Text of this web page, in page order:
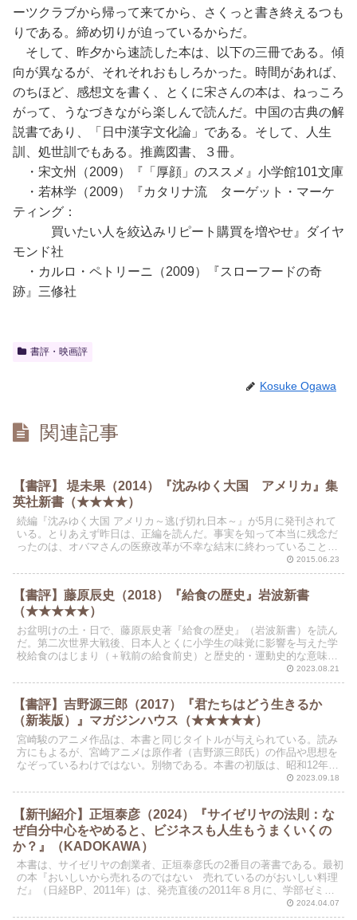
ーツクラブから帰って来てから、さくっと書き終えるつも
りである。締め切りが迫っているからだ。
そして、昨夕から速読した本は、以下の三冊である。傾
向が異なるが、それそれおもしろかった。時間があれば、
のちほど、感想文を書く、とくに宋さんの本は、ねっころ
がって、うなづきながら楽しんで読んだ。中国の古典の解
説書であり、「日中漢字文化論」である。そして、人生
訓、処世訓でもある。推薦図書、３冊。
・宋文州（2009）『「厚顔」のススメ』小学館101文庫
・若林学（2009）『カタリナ流 ターゲット・マーケ
ティング：
買いたい人を絞込みリピート購買を増やせ』ダイヤ
モンド社
・カルロ・ペトリーニ（2009）『スローフードの奇
跡』三修社
書評・映画評
Kosuke Ogawa
関連記事
【書評】 堤未果（2014）『沈みゆく大国 アメリカ』集
英社新書（★★★★）
続編『沈みゆく大国 アメリカ～逃げ切れ日本～』が5月に発刊されて
いる。とりあえず昨日は、正編を読んだ。事実を知って本当に残念だ
ったのは、オバマさんの医療改革が不幸な結末に終わっていること。
医療難民になった米国民の姿が本当だとすると、日本も確... 2015.06.23
【書評】藤原辰史（2018）『給食の歴史』岩波新書
（★★★★★）
お盆明けの土・日で、藤原辰史著『給食の歴史』（岩波新書）を読ん
だ。第二次世界大戦後、日本人とくに小学生の味覚に影響を与えた学
校給食のはじまり（＋戦前の給食前史）と歴史的・運動史的な意味
を、文献とインタビューで構成した良書である。この本の存在...2023.08.21
【書評】吉野源三郎（2017）『君たちはどう生きるか
（新装版）』マガジンハウス（★★★★★）
宮崎駿のアニメ作品は、本書と同じタイトルが与えられている。読み
方にもよるが、宮崎アニメは原作者（吉野源三郎氏）の作品や思想を
なぞっているわけではない。別物である。本書の初版は、昭和12年
（1937年）に刊行されている。いまとなっては確かめよ...
2023.09.18
【新刊紹介】正垣泰彦（2024）『サイゼリヤの法則：な
ぜ自分中心をやめると、ビジネスも人生もうまくいくの
か？』（KADOKAWA）
本書は、サイゼリヤの創業者、正垣泰彦氏の2番目の著書である。最初
の本『おいしいから売れるのではない 売れているのがおいしい料理
だ』（日経BP、2011年）は、発売直後の2011年８月に、学部ゼミ生
2024.04.07